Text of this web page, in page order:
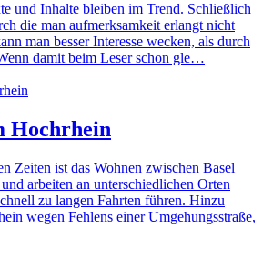
und Inhalte bleiben im Trend. Schließlich
die man aufmerksamkeit erlangt nicht
man besser Interesse wecken, als durch
damit beim Leser schon gle…
Hochrhein
Zeiten ist das Wohnen zwischen Basel
arbeiten an unterschiedlichen Orten
zu langen Fahrten führen. Hinzu
wegen Fehlens einer Umgehungsstraße,